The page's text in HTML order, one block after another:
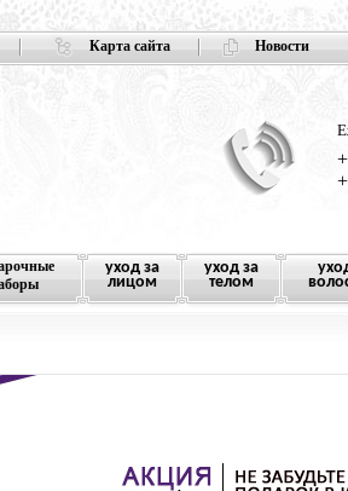
Карта сайта Новости
уход за
лицом
уход за
телом